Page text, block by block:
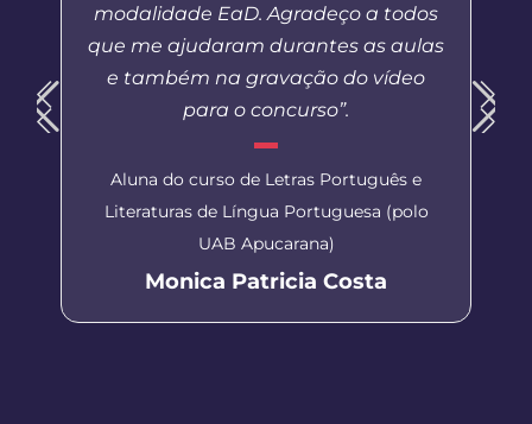
modalidade EaD. Agradeço a todos
que me ajudaram durantes as aulas
e também na gravação do vídeo
para o concurso”.
Aluna do curso de Letras Português e
Literaturas de Língua Portuguesa (polo
UAB Apucarana)
Monica Patricia Costa